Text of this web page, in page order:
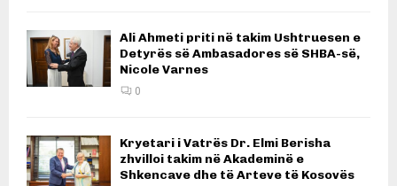
Ali Ahmeti priti në takim Ushtruesen e
Detyrës së Ambasadores së SHBA-së,
Nicole Varnes
0
Kryetari i Vatrës Dr. Elmi Berisha
zhvilloi takim në Akademinë e
Shkencave dhe të Arteve të Kosovës